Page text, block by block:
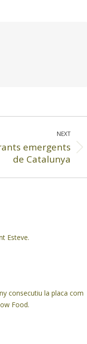
NEXT
emergents
de Catalunya
Esteve.
consecutiu la placa com
Food.